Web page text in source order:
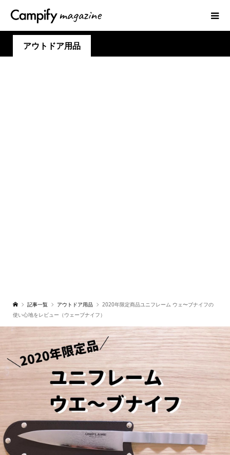
アウトドア用品
記事一覧 アウトドア用品
2020年限定商品ユニフレーム ウェ〜ブナイフの
使い心地をレビュー（ウェーブナイフ）